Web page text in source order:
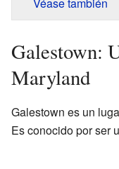
Galestown:
Maryland
Galestown es un
Es conocido por ser